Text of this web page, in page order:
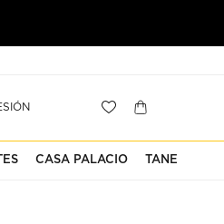
CASA PALACIO TANE